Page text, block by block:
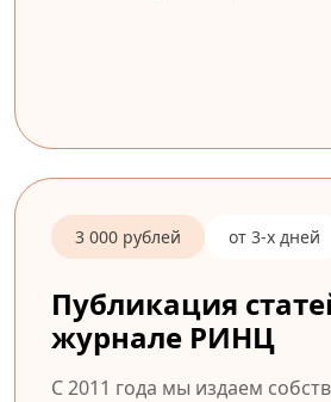
3 000 рублей от 3-х дней
Публикация
журнале РИНЦ
С 2011 года мы издаем